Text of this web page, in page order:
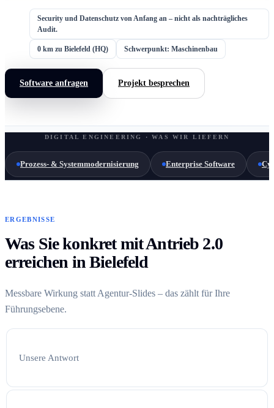
Security und Datenschutz von Anfang an – nicht als nachträgliches
Audit.
0 km zu Bielefeld (HQ) Schwerpunkt: Maschinenbau
Software anfragen Projekt besprechen
DIGITAL ENGINEERING · WAS WIR LIEFERN
Prozess- & Systemmodernisierung Enterprise Software
ERGEBNISSE
Was Sie konkret mit Antrieb 2.0
erreichen in Bielefeld
Messbare Wirkung statt Agentur-Slides – das zählt für Ihre
Führungsebene.
Unsere Antwort